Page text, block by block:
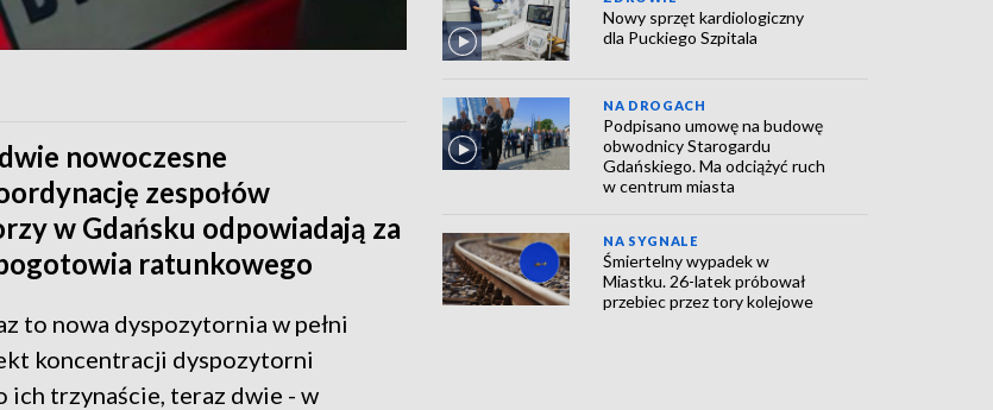
nowoczesne
zespołów
w Gdańsku odpowiadają za
ratunkowego
to nowa dyspozytornia w pełni
koncentracji dyspozytorni
ich trzynaście, teraz dwie - w
Nowy sprzęt kardiologiczny
dla Puckiego Szpitala
NA DROGACH
Podpisano umowę na budowę
obwodnicy Starogardu
Gdańskiego. Ma odciążyć ruch
w centrum miasta
NA SYGNALE
Śmiertelny wypadek w
Miastku. 26-latek próbował
przebiec przez tory kolejowe